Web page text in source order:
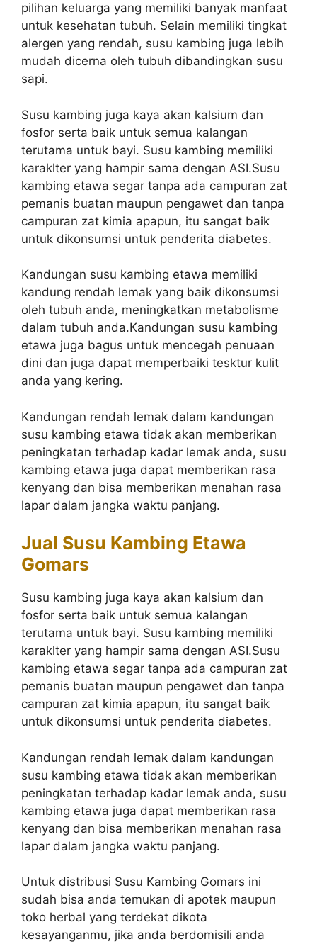
pilihan keluarga yang memiliki banyak manfaat
untuk kesehatan tubuh. Selain memiliki tingkat
alergen yang rendah, susu kambing juga lebih
mudah dicerna oleh tubuh dibandingkan susu
sapi.
Susu kambing juga kaya akan kalsium dan
fosfor serta baik untuk semua kalangan
terutama untuk bayi. Susu kambing memiliki
karaklter yang hampir sama dengan ASI.Susu
kambing etawa segar tanpa ada campuran zat
pemanis buatan maupun pengawet dan tanpa
campuran zat kimia apapun, itu sangat baik
untuk dikonsumsi untuk penderita diabetes.
Kandungan susu kambing etawa memiliki
kandung rendah lemak yang baik dikonsumsi
oleh tubuh anda, meningkatkan metabolisme
dalam tubuh anda.Kandungan susu kambing
etawa juga bagus untuk mencegah penuaan
dini dan juga dapat memperbaiki tesktur kulit
anda yang kering.
Kandungan rendah lemak dalam kandungan
susu kambing etawa tidak akan memberikan
peningkatan terhadap kadar lemak anda, susu
kambing etawa juga dapat memberikan rasa
kenyang dan bisa memberikan menahan rasa
lapar dalam jangka waktu panjang.
Jual Susu Kambing Etawa
Gomars
Susu kambing juga kaya akan kalsium dan
fosfor serta baik untuk semua kalangan
terutama untuk bayi. Susu kambing memiliki
karaklter yang hampir sama dengan ASI.Susu
kambing etawa segar tanpa ada campuran zat
pemanis buatan maupun pengawet dan tanpa
campuran zat kimia apapun, itu sangat baik
untuk dikonsumsi untuk penderita diabetes.
Kandungan rendah lemak dalam kandungan
susu kambing etawa tidak akan memberikan
peningkatan terhadap kadar lemak anda, susu
kambing etawa juga dapat memberikan rasa
kenyang dan bisa memberikan menahan rasa
lapar dalam jangka waktu panjang.
Untuk distribusi Susu Kambing Gomars ini
sudah bisa anda temukan di apotek maupun
toko herbal yang terdekat dikota
kesayanganmu, jika anda berdomisili anda